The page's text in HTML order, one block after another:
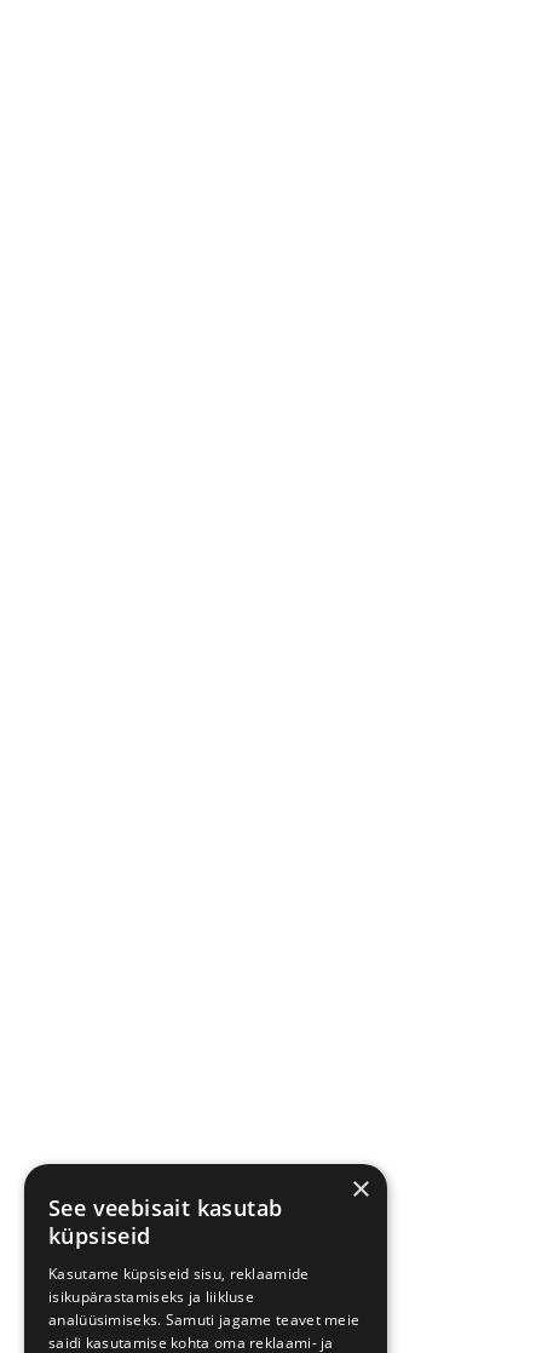
×
See veebisait kasutab
küpsiseid
Kasutame küpsiseid sisu, reklaamide
isikupärastamiseks ja liikluse
analüüsimiseks. Samuti jagame teavet meie
saidi kasutamise kohta oma reklaami- ja